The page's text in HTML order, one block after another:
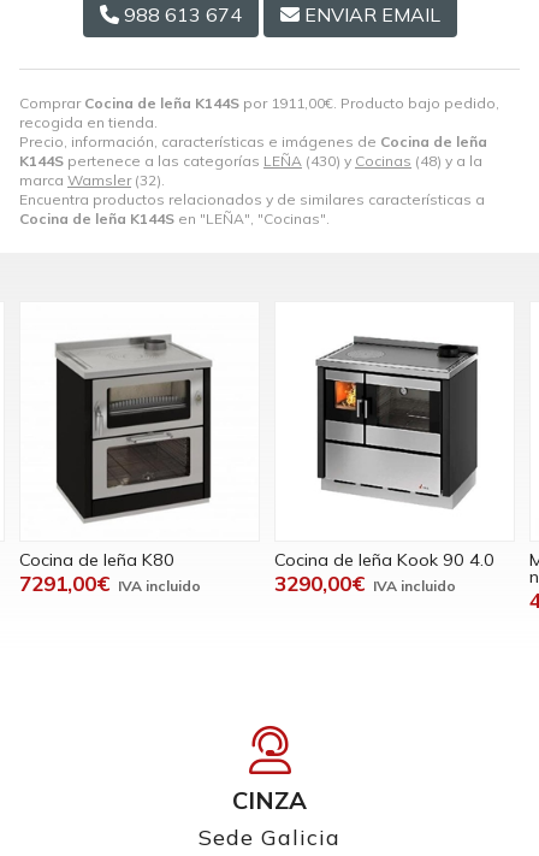
Comprar Cocina de leña K144S por 1911,00€ . Producto bajo pedido,
recogida en tienda.
Precio, información, características e imágenes de Cocina de leña
K144S pertenece a las categorías LEÑA (430) y Cocinas (48) y a la
marca Wamsler(32).
Encuentra productos relacionados y de similares características a
Cocina de leña K144S en "LEÑA", "Cocinas".
988 613 674 ENVIAR EMAIL
Cocina de leña Kook 90 4.0
3290,00€
Módulo auxiliar de
negro con ruedas
441,00€
CINZA
Sede Galicia